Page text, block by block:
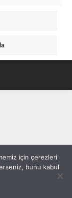
için çerezleri
bunu kabul